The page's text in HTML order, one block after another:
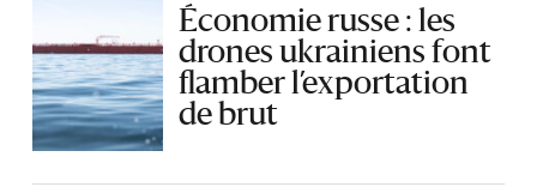
Économie russe : les
drones ukrainiens font
flamber l’exportation
de brut